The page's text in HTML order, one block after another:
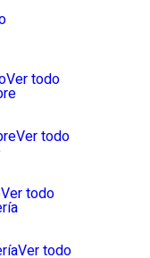
Ver todo
Ver todo
Ver todo
Ver todo